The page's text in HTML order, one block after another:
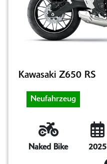
Kawasaki Z650 RS
Neufahrzeug
Naked Bike 2025